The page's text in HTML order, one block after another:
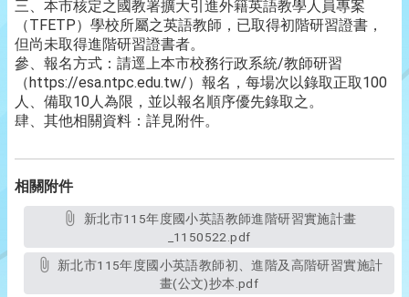
三、本市核定之國教署擴大引進外籍英語教學人員專案
（TFETP）學校所屬之英語教師，已取得初階研習證書，
但尚未取得進階研習證書者。
參、報名方式：請逕上本市校務行政系統/教師研習
（https://esa.ntpc.edu.tw/）報名，每場次以錄取正取100
人、備取10人為限，並以報名順序優先錄取之。
肆、其他相關資料：詳見附件。
相關附件
_1150522.pdf
畫(公文)抄本.pdf